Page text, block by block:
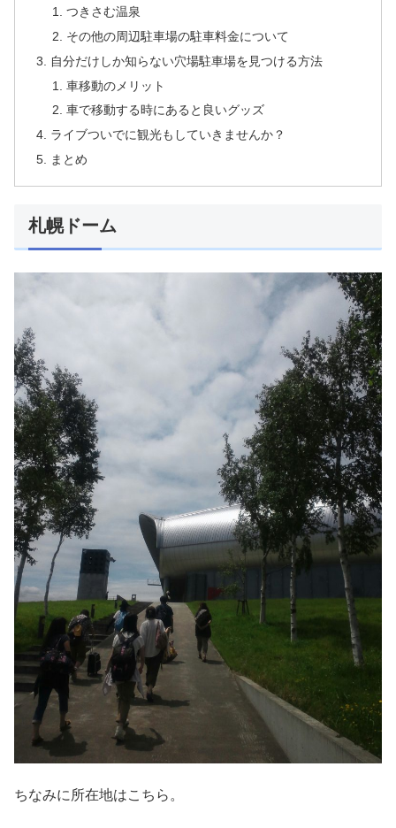
つきさむ温泉
その他の周辺駐車場の駐車料金について
自分だけしか知らない穴場駐車場を見つける方法
車移動のメリット
車で移動する時にあると良いグッズ
ライブついでに観光もしていきませんか？
まとめ
札幌ドーム
ちなみに所在地はこちら。